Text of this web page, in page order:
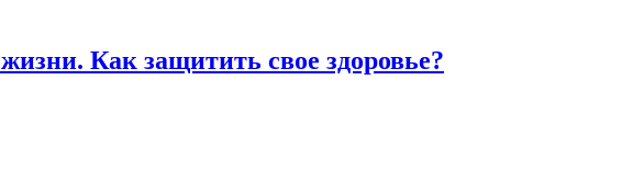
Как защитить свое здоровье?